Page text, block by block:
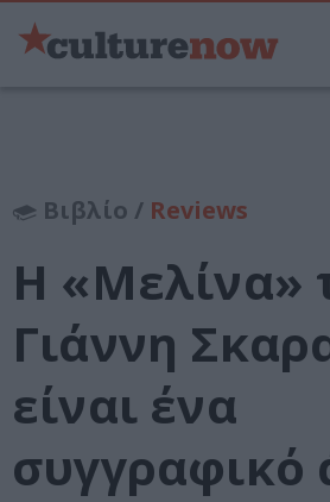
Βιβλίο / Reviews
Η «Μελίνα»
Γιάννη
είναι ένα
συγγραφικό